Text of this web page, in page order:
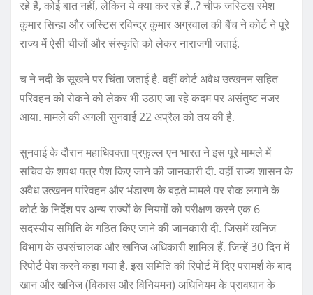
रहे हैं, कोई बात नहीं, लेकिन ये क्या कर रहे हैं..? चीफ जस्टिस रमेश
कुमार सिन्हा और जस्टिस रविन्द्र कुमार अग्रवाल की बैंच ने कोर्ट ने पूरे
राज्य में ऐसी चीजों और संस्कृति को लेकर नाराजगी जताई.
च ने नदी के सूखने पर चिंता जताई है. वहीं कोर्ट अवैध उत्खनन सहित
परिवहन को रोकने को लेकर भी उठाए जा रहे कदम पर असंतुष्ट नजर
आया. मामले की अगली सुनवाई 22 अप्रैल को तय की है.
सुनवाई के दौरान महाधिवक्ता प्रफुल्ल एन भारत ने इस पूरे मामले में
सचिव के शपथ पत्र पेश किए जाने की जानकारी दी. वहीं राज्य शासन के
अवैध उत्खनन परिवहन और भंडारण के बढ़ते मामले पर रोक लगाने के
कोर्ट के निर्देश पर अन्य राज्यों के नियमों को परीक्षण करने एक 6
सदस्यीय समिति के गठित किए जाने की जानकारी दी. जिसमें खनिज
विभाग के उपसंचालक और खनिज अधिकारी शामिल हैं. जिन्हें 30 दिन में
रिपोर्ट पेश करने कहा गया है. इस समिति की रिपोर्ट में दिए परामर्श के बाद
खान और खनिज (विकास और विनियमन) अधिनियम के प्रावधान के